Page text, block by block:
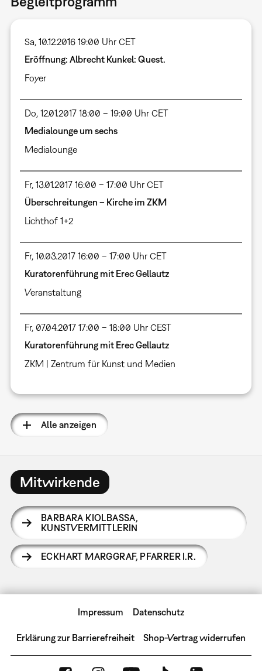
Sa, 10.12.2016 19:00 Uhr CET
Eröffnung: Albrecht Kunkel: Quest.
Foyer
Do, 12.01.2017 18:00 – 19:00 Uhr CET
Medialounge um sechs
Medialounge
Fr, 13.01.2017 16:00 – 17:00 Uhr CET
Überschreitungen – Kirche im ZKM
Lichthof 1+2
Fr, 10.03.2017 16:00 – 17:00 Uhr CET
Kuratorenführung mit Erec Gellautz
Veranstaltung
Fr, 07.04.2017 17:00 – 18:00 Uhr CEST
Kuratorenführung mit Erec Gellautz
ZKM | Zentrum für Kunst und Medien
Alle anzeigen
Mitwirkende
BARBARA KIOLBASSA,
KUNSTVERMITTLERIN
ECKHART MARGGRAF, PFARRER I.R.
Impressum Datenschutz
Erklärung zur Barrierefreiheit Shop-Vertrag widerrufen